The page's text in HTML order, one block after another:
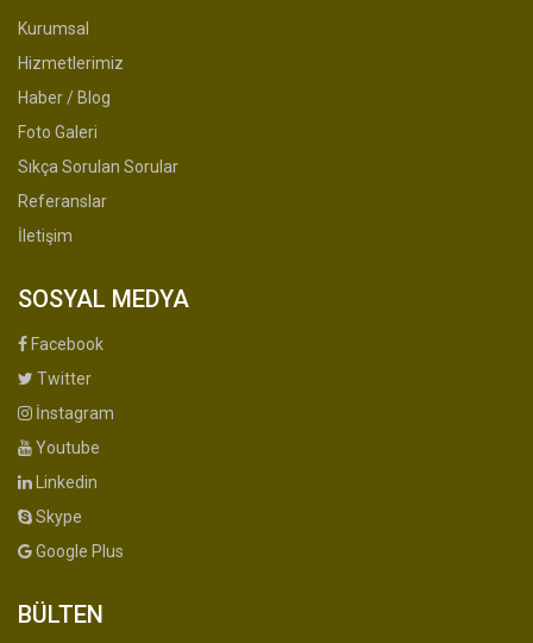
Kurumsal
Hizmetlerimiz
Haber / Blog
Foto Galeri
Sıkça Sorulan Sorular
Referanslar
İletişim
SOSYAL MEDYA
Facebook
Twitter
İnstagram
Youtube
Linkedin
Skype
Google Plus
BÜLTEN